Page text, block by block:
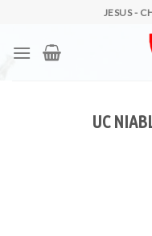
content
JESUS -
UC